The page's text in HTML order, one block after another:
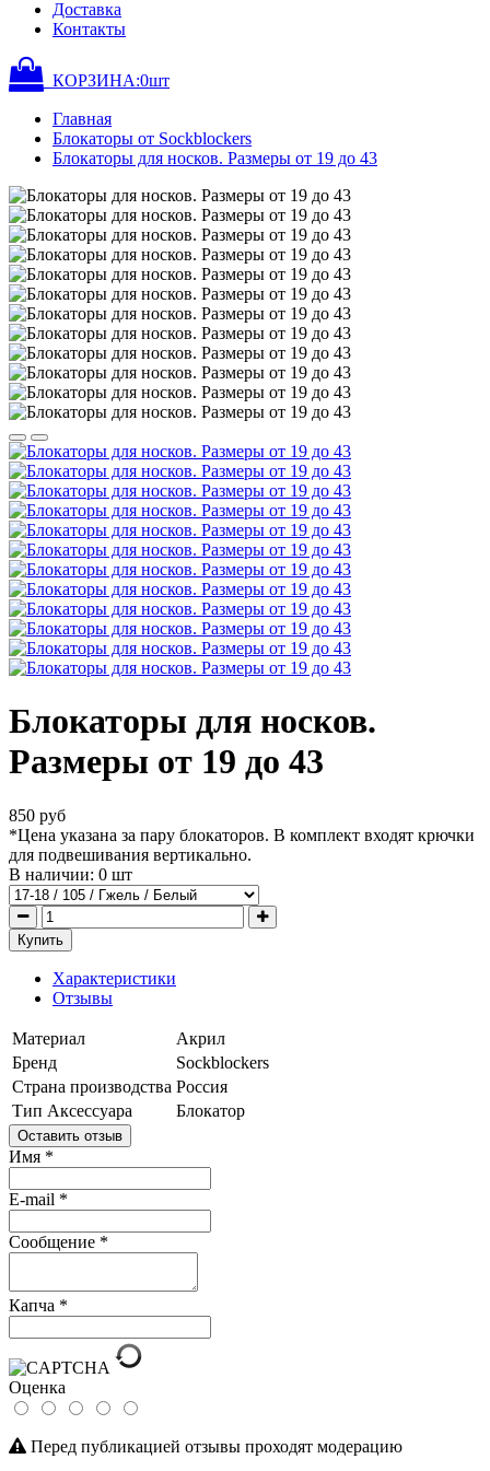
Доставка
Контакты
КОРЗИНА:0шт
Главная
Блокаторы от Sockblockers
Блокаторы для носков. Размеры от 19 до 43
Блокаторы для носков.
Размеры от 19 до 43
850 руб
*Цена указана за пару блокаторов. В комплект входят крючки
для подвешивания вертикально.
В наличии: 0 шт
Купить
Характеристики
Отзывы
Материал
Акрил
Бренд
Sockblockers
Страна производства Россия
Тип Аксессуара
Блокатор
Оставить отзыв
Имя *
E-mail *
Сообщение *
Капча *
Оценка
Перед публикацией отзывы проходят модерацию